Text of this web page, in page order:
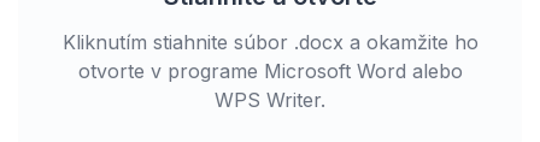
Kliknutím stiahnite súbor .docx a okamžite ho
otvorte v programe Microsoft Word alebo
WPS Writer.